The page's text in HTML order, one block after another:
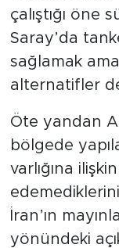
çalıştığı öne
Saray’da
sağlamak
alternatifler
Öte yandan
bölgede
varlığına
İran’ın
yönündeki